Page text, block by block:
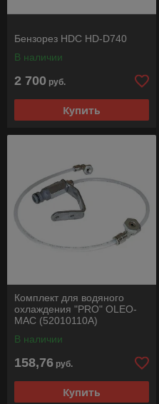
Бензорез HDC HD-D740
В наличии
2 700 руб.
Купить
Комплект для водяного
охлаждения "PRO" OLEO-
MAC (52010110A)
В наличии
158,76 руб.
Купить